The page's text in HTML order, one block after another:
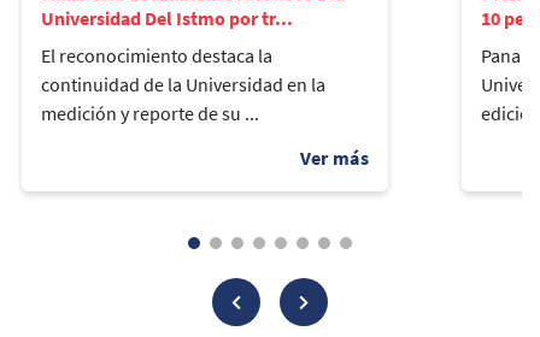
Universidad Del Istmo por tr...
El reconocimiento destaca la
continuidad de la Universidad en la
medición y reporte de su ...
10